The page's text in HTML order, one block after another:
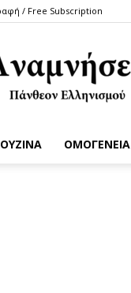
/ Free Subscription
ΟΜΟΓΕΝΕΙΑ